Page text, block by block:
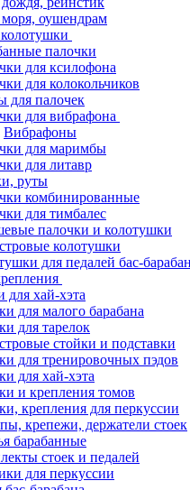
оушендрам
палочки
для ксилофона
для колокольчиков
для палочек
для вибрафона
Вибрафоны
для маримбы
для литавр
руты
комбинированные
для тимбалес
палочки и колотушки
колотушки
для педалей бас-
для хай-хэта
для малого барабана
для тарелок
стойки и подставки
для тренировочных пэдов
для хай-хэта
и крепления томов
крепления для перкуссии
крепежи, держатели стоек
барабанные
стоек и педалей
для перкуссии